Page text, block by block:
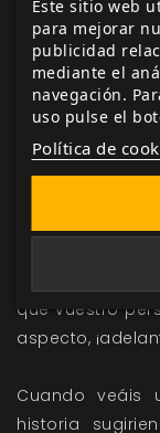
podrida» y las
cristal de Dr.
de presión y
los dados.
Jugadores,
invoquéis
hace un
que vuestro
aspecto,
Cuando veáis
historia
Este sitio web
para mejorar
publicidad
mediante el
navegación.
uso pulse el
Política de